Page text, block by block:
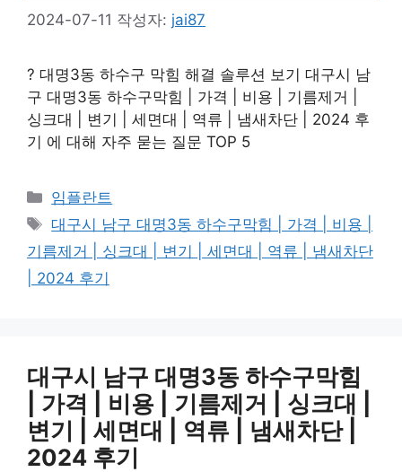
2024-07-11 작성자: jai87
? 대명3동 하수구 막힘 해결 솔루션 보기 대구시 남
구 대명3동 하수구막힘 | 가격 | 비용 | 기름제거 |
싱크대 | 변기 | 세면대 | 역류 | 냄새차단 | 2024 후
기 에 대해 자주 묻는 질문 TOP 5
카
테
리
임플란트
태
그
대구시 남구 대명3동 하수구막힘 | 가격 | 비용 |
기름제거 | 싱크대 | 변기 | 세면대 | 역류 | 냄새차단
| 2024 후기
대구시 남구 대명3동 하수구막힘
| 가격 | 비용 | 기름제거 | 싱크대 |
변기 | 세면대 | 역류 | 냄새차단 |
2024 후기